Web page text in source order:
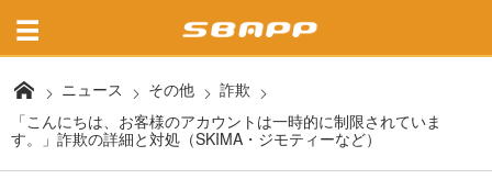
ニュース その他
詐欺
「こんにちは、お客様のアカウントは一時的に制限されていま
す。」詐欺の詳細と対処（SKIMA・ジモティーなど）